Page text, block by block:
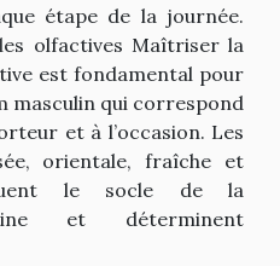
étape de la journée.
olfactives Maîtriser la
est fondamental pour
masculin qui correspond
et à l’occasion. Les
orientale, fraîche et
le socle de la
et déterminent